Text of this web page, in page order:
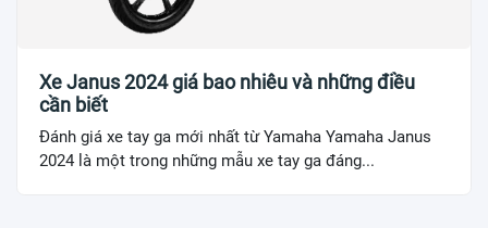
Xe Janus 2024 giá bao nhiêu và những điều
cần biết
Đánh giá xe tay ga mới nhất từ Yamaha Yamaha Janus
2024 là một trong những mẫu xe tay ga đáng...